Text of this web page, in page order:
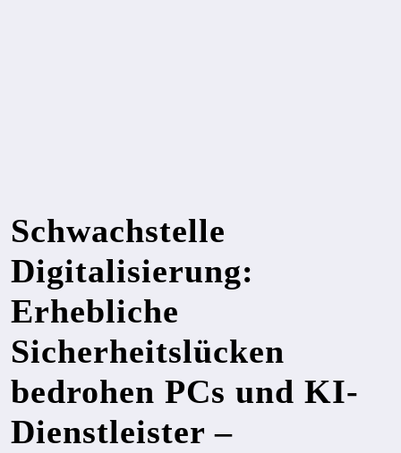
Schwachstelle
Digitalisierung:
Erhebliche
Sicherheitslücken
bedrohen PCs und KI-
Dienstleister –